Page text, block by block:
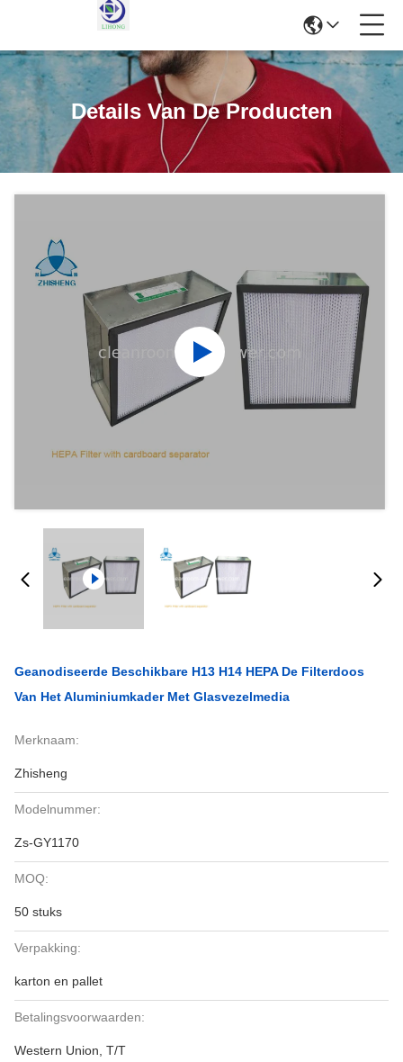
Details Van De Producten
Geanodiseerde Beschikbare H13 H14 HEPA De Filterdoos
Van Het Aluminiumkader Met Glasvezelmedia
Merknaam:
Zhisheng
Modelnummer:
Zs-GY1170
MOQ:
50 stuks
Verpakking:
karton en pallet
Betalingsvoorwaarden:
Western Union, T/T